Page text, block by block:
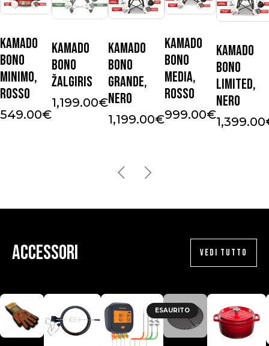
Kamado
Bono
Minimo,
Rosso
549.00€
Kamado
Bono
Žalgiris
1,199.00€
Kamado
Bono
Grande,
Nero
1,199.00€
Kamado
Bono
Media,
Rosso
999.00€
Kamado
Bono
Limited,
Nero
1,399.00
Accessori VEDI TUTTO
ESAURITO